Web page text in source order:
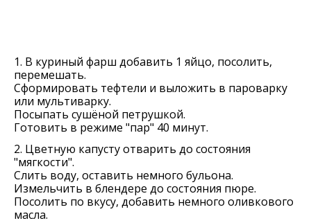
1. В куриный фарш добавить 1 яйцо, посолить,
перемешать.
Сформировать тефтели и выложить в пароварку
или мультиварку.
Посыпать сушёной петрушкой.
Готовить в режиме "пар" 40 минут.
2. Цветную капусту отварить до состояния
"мягкости".
Слить воду, оставить немного бульона.
Измельчить в блендере до состояния пюре.
Посолить по вкусу, добавить немного оливкового
масла.